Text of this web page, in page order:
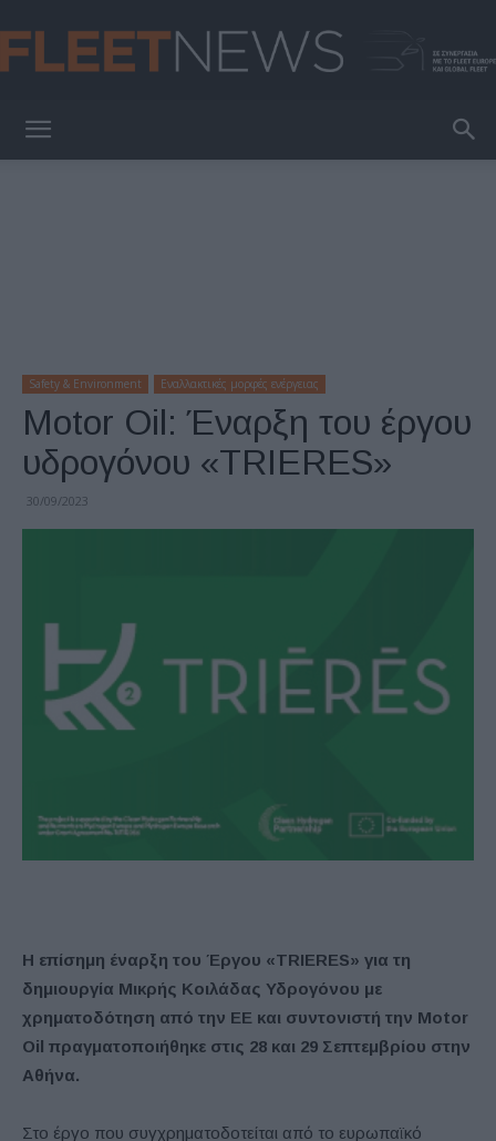
Safety & Environment Εναλλακτικές μορφές ενέργειας
Motor Oil: Έναρξη του έργου
υδρογόνου «TRIERES»
30/09/2023
Η επίσημη έναρξη του Έργου «TRIERES» για τη
δημιουργία Μικρής Κοιλάδας Υδρογόνου με
χρηματοδότηση από την ΕΕ και συντονιστή την Motor
Oil πραγματοποιήθηκε στις 28 και 29 Σεπτεμβρίου στην
Αθήνα.
Στο έργο που συγχρηματοδοτείται από το ευρωπαϊκό